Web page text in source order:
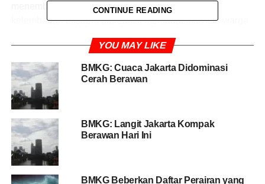
menembus 31 derajat Celsius dipadukan dengan
kelembapan ekstrem diprediksi membuat aktivitas warga
Berdasarkan prakiraan BMKG, wilayah Kepulauan Seribu
menjadi satu-satunya kawasan yang diprediksi cerah
dengan suhu berkisar 28 – 29 derajat Celsius dan
kelembapan 76 – 82 persen.
BACA JUGA
BMKG: Waspada Hujan Petir di
Jakarta Selasa 2 Desember 2025
CONTINUE READING
YOU MAY LIKE
BMKG: Cuaca Jakarta Didominasi
Cerah Berawan
BMKG: Langit Jakarta Kompak
Berawan Hari Ini
BMKG Beberkan Daftar Perairan yang